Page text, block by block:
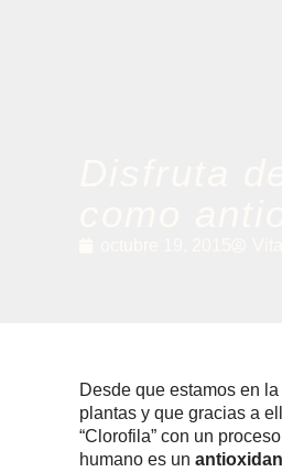
Desde que estamos en
plantas y que gracias a
“Clorofila” con un
humano es un